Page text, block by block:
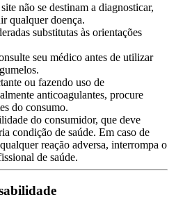
não se destinam a diagnosticar,
qualquer doença.
substitutas às orientações
seu médico antes de utilizar
ou fazendo uso de
anticoagulantes, procure
do consumo.
do consumidor, que deve
condição de saúde. Em caso de
reação adversa, interrompa o
de saúde.